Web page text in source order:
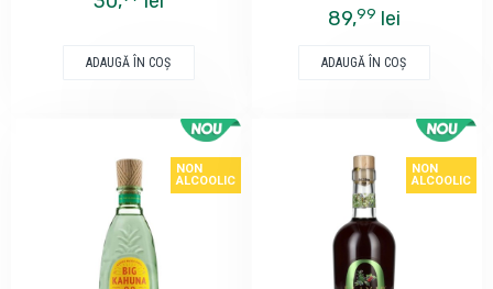
ADAUGĂ ÎN COŞ
89,99 lei
ADAUGĂ ÎN COŞ
NON
ALCOOLIC
NON
ALCOOLIC